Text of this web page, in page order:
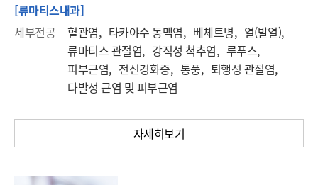
[류마티스내과]
세부전공
혈관염, 타카야수 동맥염, 베체트병, 열(발열),
류마티스 관절염, 강직성 척추염, 루푸스,
피부근염, 전신경화증, 통풍, 퇴행성 관절염,
다발성 근염 및 피부근염
자세히보기